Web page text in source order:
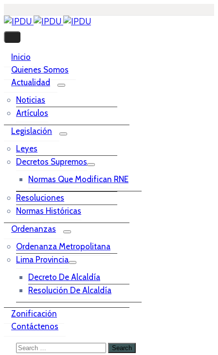
Inicio
Quienes Somos
Actualidad
Noticias
Artículos
Legislación
Leyes
Decretos Supremos
Normas Que Modifican RNE
Resoluciones
Normas Históricas
Ordenanzas
Ordenanza Metropolitana
Lima Provincia
Decreto De Alcaldía
Resolución De Alcaldía
Zonificación
Contáctenos